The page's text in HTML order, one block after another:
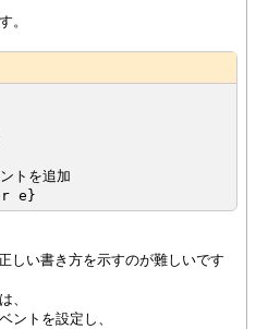
。
トを追加
e}
しい書き方を示すのが難しいです
、
ントを設定し、